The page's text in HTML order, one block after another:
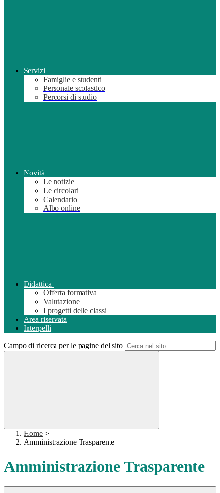
Servizi
Famiglie e studenti
Personale scolastico
Percorsi di studio
Novità
Le notizie
Le circolari
Calendario
Albo online
Didattica
Offerta formativa
Valutazione
I progetti delle classi
Area riservata
Interpelli
Campo di ricerca per le pagine del sito
Home >
Amministrazione Trasparente
Amministrazione Trasparente